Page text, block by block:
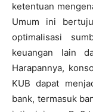
ketentuan
Umum ini
optimalisasi
keuangan lain
Harapannya,
KUB dapat
bank, termasuk